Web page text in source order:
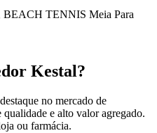
BEACH TENNIS Meia Para
Kestal?
no mercado de
e alto valor agregado.
ou farmácia.